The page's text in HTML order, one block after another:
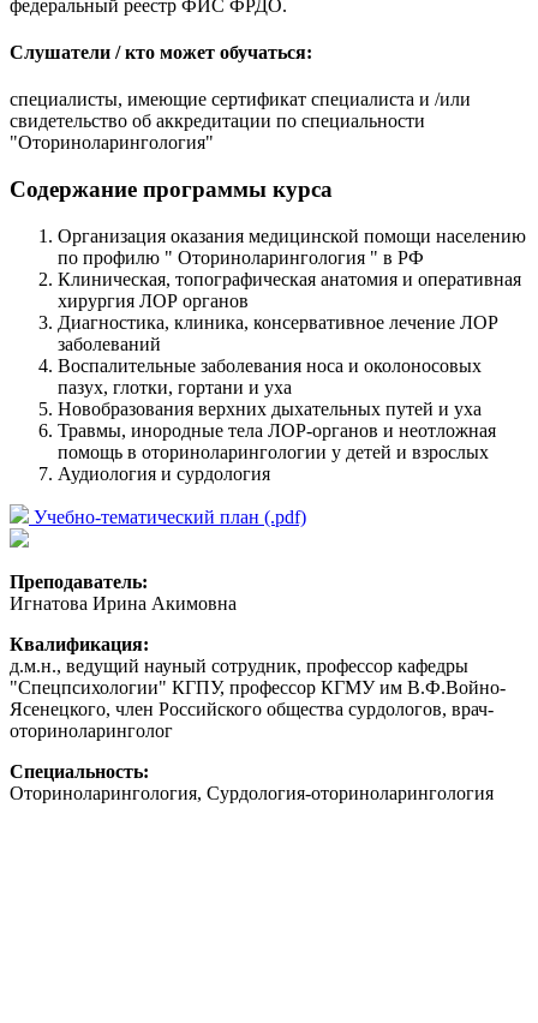
федеральный реестр ФИС ФРДО.
Слушатели / кто может обучаться:
специалисты, имеющие сертификат специалиста и /или
свидетельство об аккредитации по специальности
"Оториноларингология"
Содержание программы курса
Организация оказания медицинской помощи населению
по профилю " Оториноларингология " в РФ
Клиническая, топографическая анатомия и оперативная
хирургия ЛОР органов
Диагностика, клиника, консервативное лечение ЛОР
заболеваний
Воспалительные заболевания носа и околоносовых
пазух, глотки, гортани и уха
Новобразования верхних дыхательных путей и уха
Травмы, инородные тела ЛОР-органов и неотложная
помощь в оториноларингологии у детей и взрослых
Аудиология и сурдология
Учебно-тематический план (.pdf)
Преподаватель:
Игнатова Ирина Акимовна
Квалификация:
д.м.н., ведущий науный сотрудник, профессор кафедры
"Спецпсихологии" КГПУ, профессор КГМУ им В.Ф.Войно-
Ясенецкого, член Российского общества сурдологов, врач-
оториноларинголог
Специальность:
Оториноларингология, Сурдология-оториноларингология